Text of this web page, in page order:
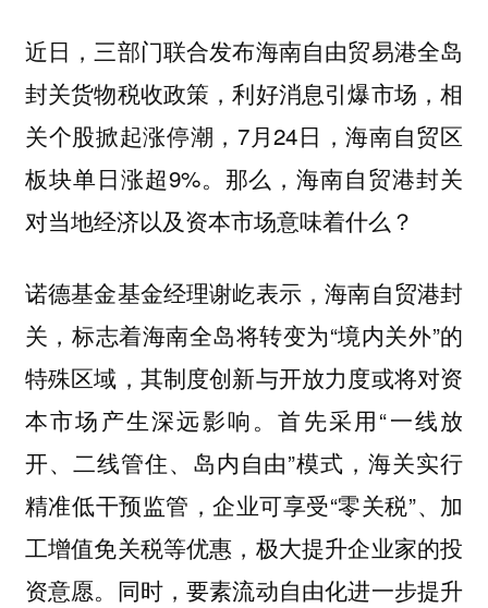
近日，三部门联合发布海南自由贸易港全岛
封关货物税收政策，利好消息引爆市场，相
关个股掀起涨停潮，7月24日，海南自贸区
板块单日涨超9%。那么，海南自贸港封关
对当地经济以及资本市场意味着什么？
诺德基金基金经理谢屹表示，海南自贸港封
关，标志着海南全岛将转变为“境内关外”的
特殊区域，其制度创新与开放力度或将对资
本市场产生深远影响。首先采用“一线放
开、二线管住、岛内自由”模式，海关实行
精准低干预监管，企业可享受“零关税”、加
工增值免关税等优惠，极大提升企业家的投
资意愿。同时，要素流动自由化进一步提升